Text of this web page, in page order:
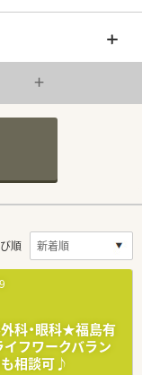
順
科・眼科★福島有
フワークバラン
相談可♪